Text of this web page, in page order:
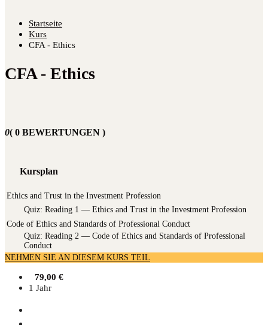
Startseite
Kurs
CFA - Ethics
CFA - Ethics
0( 0 BEWERTUNGEN )
Kursplan
Ethics and Trust in the Investment Profession
Quiz: Rea­ding 1 — Ethics and Trust in the Invest­ment Profession
Code of Ethics and Standards of Professional Conduct
Quiz: Rea­ding 2 — Code of Ethics and Stan­dards of Pro­fes­sio­nal
Conduct
NEHMEN SIE AN DIESEM KURS TEIL
79,00 €
1 Jahr